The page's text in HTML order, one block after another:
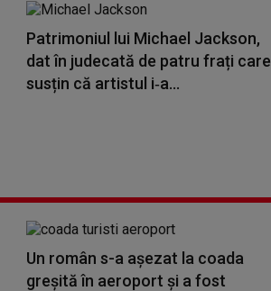
Patrimoniul lui Michael Jackson,
dat în judecată de patru frați care
susțin că artistul i‑a...
Un român s-a așezat la coada
greșită în aeroport și a fost